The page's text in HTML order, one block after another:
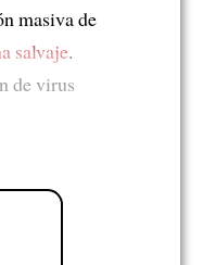
masiva de
salvaje.
de virus